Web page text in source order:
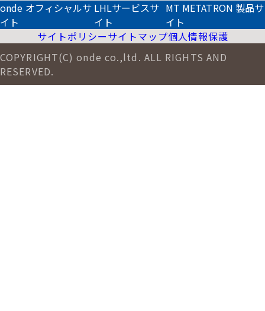
onde オフィシャルサ
イト
LHLサービスサ
イト
MT METATRON 製品サ
イト
サイトポリシーサイトマップ個人情報保護
COPYRIGHT(C) onde co.,ltd. ALL RIGHTS AND
RESERVED.